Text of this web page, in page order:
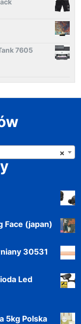
7605
×
Face (japan)
30531
Led
5kg Polska